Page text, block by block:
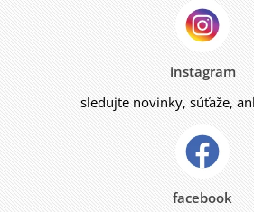
instagram
sledujte novinky, súťaže,
facebook